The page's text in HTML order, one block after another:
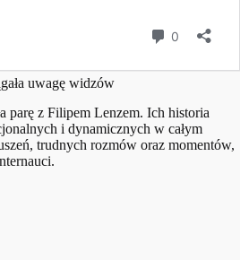
uwagę widzów
parę z Filipem Lenzem. Ich historia
i dynamicznych w całym
trudnych rozmów oraz momentów,